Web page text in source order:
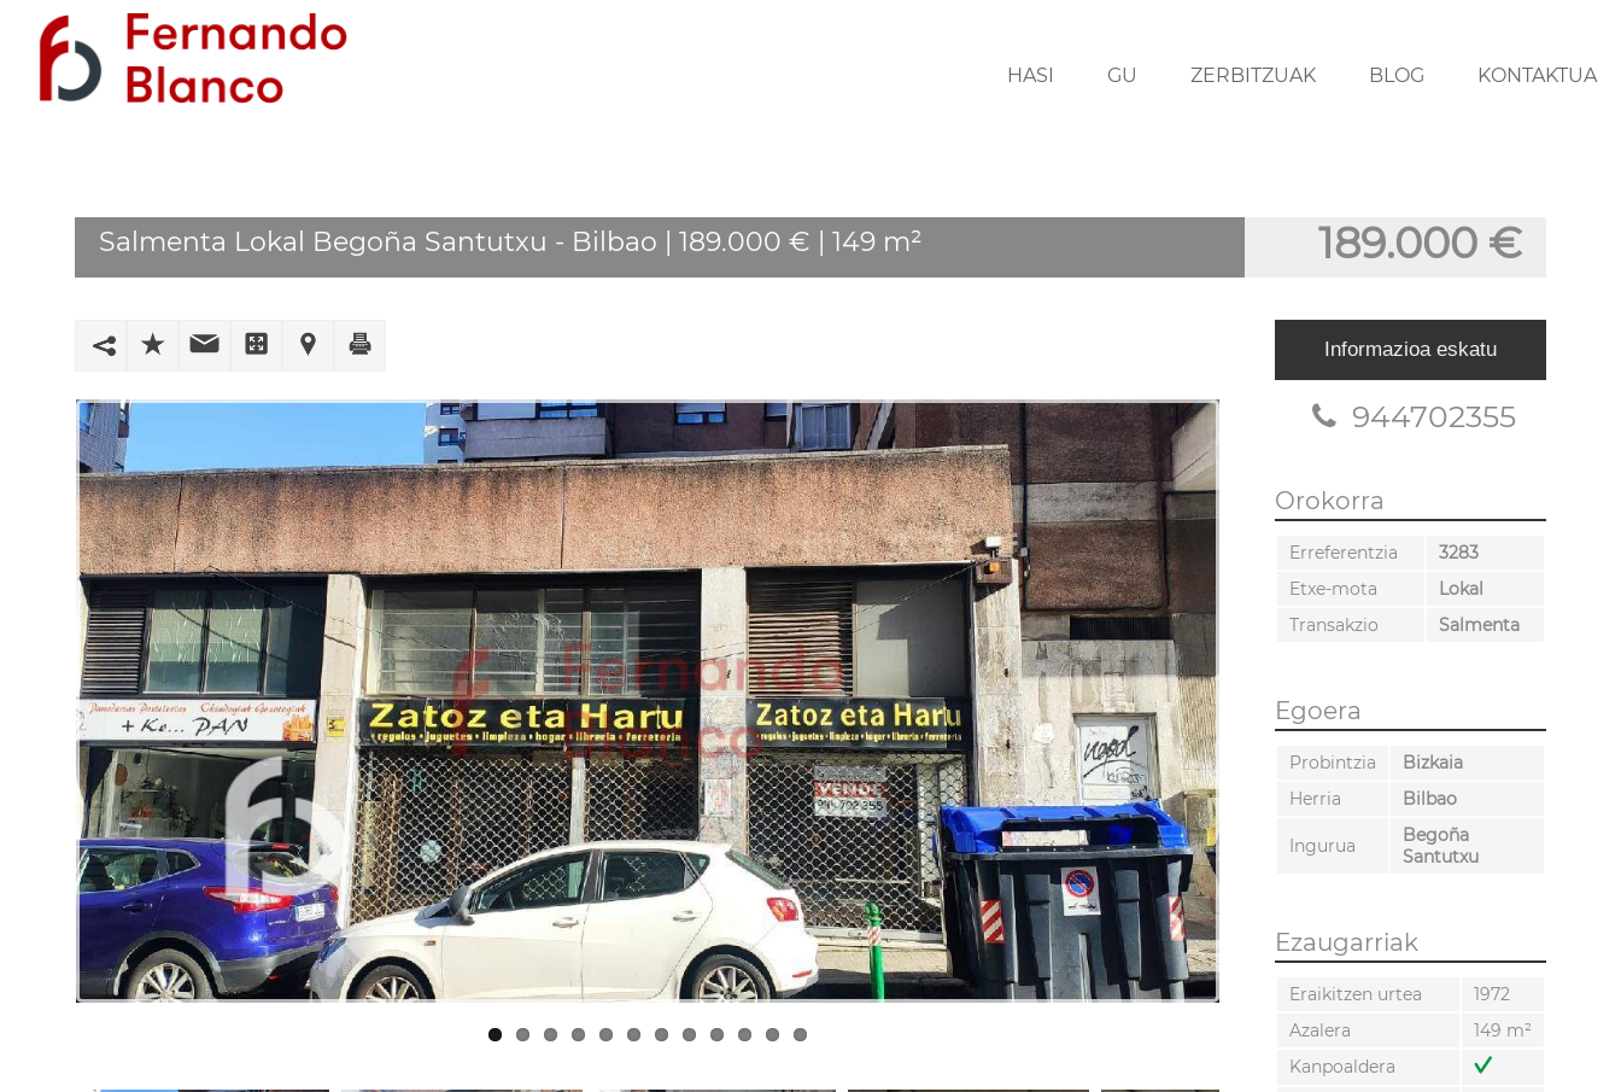
HASI GU ZERBITZUAK BLOG KONTAKTUA
Salmenta Lokal Begoña Santutxu - Bilbao | 189.000 € | 149 m² 189.000 €
Informazioa eskatu
944702355
Orokorra
Erreferentzia
3283
Etxe-mota
Lokal
Transakzio
Salmenta
Egoera
Probintzia
Bizkaia
Herria
Bilbao
Ingurua
Begoña
Santutxu
Ezaugarriak
Eraikitzen urtea
1972
Azalera
149 m²
Kanpoaldera